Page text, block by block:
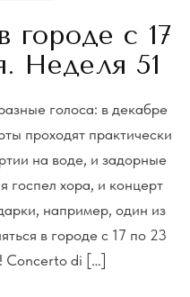
городе с 17
Неделя 51
голоса: в декабре
проходят практически
на воде, и задорные
госпел хора, и концерт
например, один из
в городе с 17 по 23
Concerto di […]